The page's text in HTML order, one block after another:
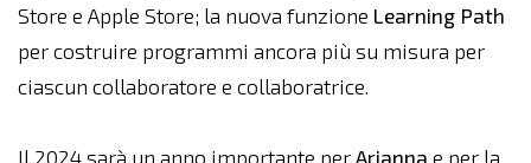
Store e Apple Store; la nuova funzione Learning Path
per costruire programmi ancora più su misura per
ciascun collaboratore e collaboratrice.
Il 2024 sarà un anno importante perArianna e per la